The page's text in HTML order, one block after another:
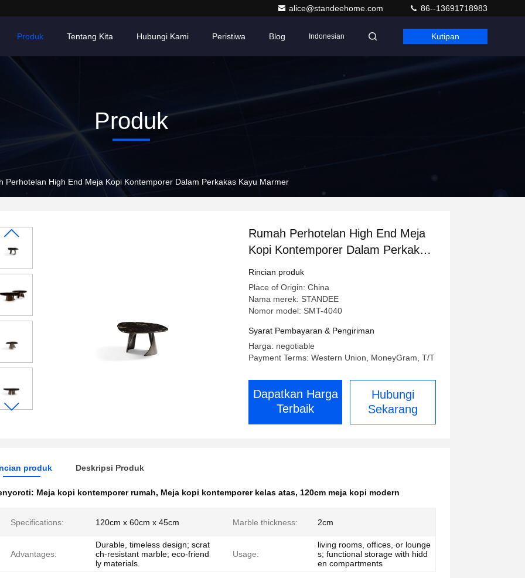
alice@standeehome.com 86--13691718983
Produk Tentang Kita Hubungi Kami Peristiwa Blog Indonesian Kutipan
Produk
Perhotelan High End Meja Kopi Kontemporer Dalam Perkakas Kayu Marmer
Rumah Perhotelan High End Meja
Kopi Kontemporer Dalam Perkakas
Kayu Marmer
Rincian produk
Place of Origin: China
Nama merek: STANDEE
Nomor model: SMT-4040
Syarat Pembayaran & Pengiriman
Harga: negotiable
Payment Terms: Western Union, MoneyGram, T/T
Dapatkan Harga
Terbaik
Hubungi
Sekarang
produk Deskripsi Produk
Meja kopi kontemporer rumah, Meja kopi kontemporer kelas atas, 120cm meja kopi modern
Specifications: 120cm x 60cm x 45cm Marble thickness: 2cm
Advantages:
Durable, timeless design; scrat
ch-resistant marble; eco-friend
ly materials.
Usage:
living rooms, offices, or lounge
s; functional storage with hidd
en compartments